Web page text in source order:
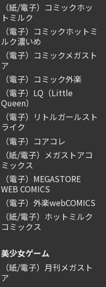
（紙/電子）コミックホッ
トミルク
（電子）コミックホットミ
ルク濃いめ
（電子）コミックメガスト
ア
（電子）コミック外楽
（電子）LQ（Little
Queen）
（電子）リトルガールスト
ライク
（電子）コアコレ
（紙/電子）メガストアコ
ミックス
（電子）MEGASTORE
WEB COMICS
（電子）外楽webCOMICS
（紙/電子）ホットミルク
コミックス
美少女ゲーム
（紙/電子）月刊メガスト
ア